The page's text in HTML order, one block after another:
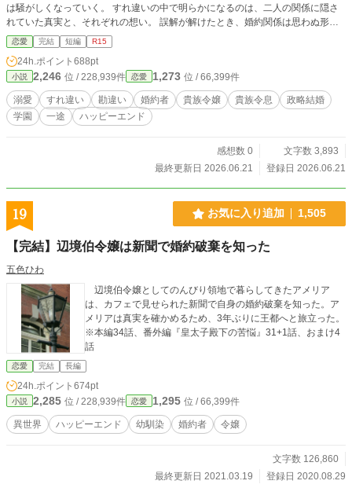
は騒がしくなっていく。 すれ違いの中で明らかになるのは、二人の関係に隠さ
れていた真実と、それぞれの想い。 誤解が解けたとき、婚約関係は思わぬ形へ
と動き出す。
恋愛 完結 短編 R15
24h.ポイント 688pt
小説 2,246 位 / 228,939件 恋愛 1,273 位 / 66,399件
溺愛 すれ違い 勘違い 婚約者 貴族令嬢 貴族令息
政略結婚
学園
一途 ハッピーエンド
感想数 0
文字数 3,893
最終更新日 2026.06.21
登録日 2026.06.21
19 お気に入り追加 1,505
【完結】辺境伯令嬢は新聞で婚約破棄を知った
五色ひわ
辺境伯令嬢としてのんびり領地で暮らしてきたアメリア
は、カフェで見せられた新聞で自身の婚約破棄を知った。ア
メリアは真実を確かめるため、3年ぶりに王都へと旅立った。
※本編34話、番外編『皇太子殿下の苦悩』31+1話、おまけ4
話
恋愛 完結 長編
24h.ポイント 674pt
小説 2,285 位 / 228,939件 恋愛 1,295 位 / 66,399件
異世界 ハッピーエンド 幼馴染 婚約者 令嬢
文字数 126,860
最終更新日 2021.03.19
登録日 2020.08.29